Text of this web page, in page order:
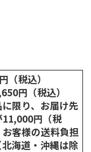
（税込）
円（税込）
限り、お届け先
11,000円（税
客様の送料負担
海道・沖縄は除